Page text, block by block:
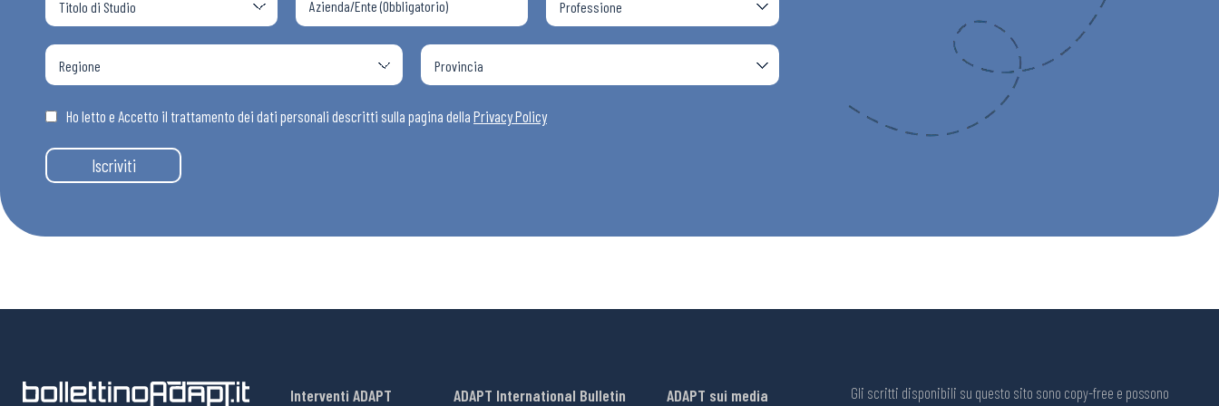
Ho letto e Accetto il trattamento dei dati personali descritti sulla pagina della Privacy Policy
Iscriviti
Interventi ADAPT ADAPT International Bulletin ADAPT sui media Gli scritti disponibili su questo sito sono copy-free e possono